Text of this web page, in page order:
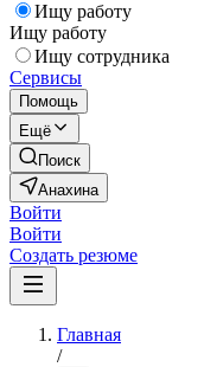
Ищу работу
Ищу работу
Ищу сотрудника
Сервисы
Помощь
Ещё
Поиск
Анахина
Войти
Войти
Создать резюме
Главная
/